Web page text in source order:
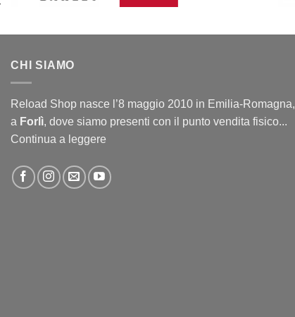
CHI SIAMO
Reload Shop nasce l’8 maggio 2010 in Emilia-Romagna,
a Forlì, dove siamo presenti con il punto vendita fisico...
Continua a leggere